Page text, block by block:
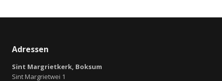
Adressen
Sint Margrietkerk, Boksum
Sint Margrietwei 1